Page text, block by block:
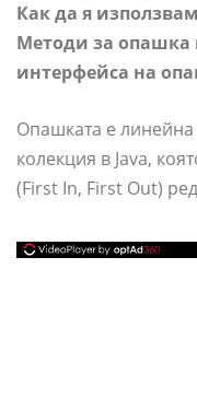
Как да я
Методи за опашка
интерфейса на
Опашката е линейна
колекция в Java,
(First In, First Out)